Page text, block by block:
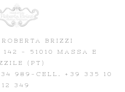
BRIZZI
142 - 51010 MASSA E
(PT)
989 -CELL. +39 335 10
12 349